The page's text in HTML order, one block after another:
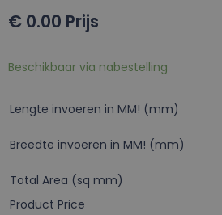
€ 0.00 Prijs
Beschikbaar via nabestelling
Lengte invoeren in MM! (mm)
Breedte invoeren in MM! (mm)
Total Area (sq mm)
Product Price